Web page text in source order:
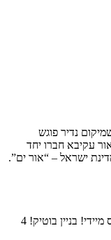
נדיר פוגש
עקיבא חברו יחד
ישראל – “אור ים”.
דירת גן, עם גינה עד 85 מ"ר מחסן וחניה! איכלוס מיידי! בניין בוטיק! 4